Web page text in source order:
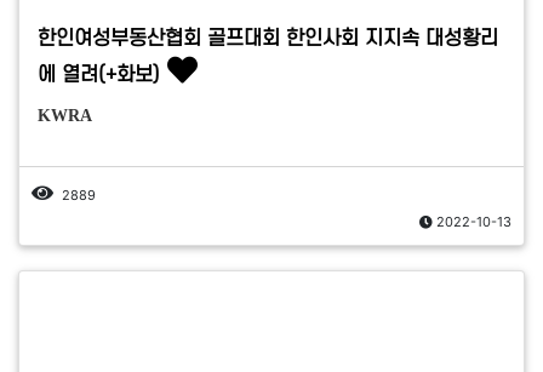
한인여성부동산협회 골프대회 한인사회 지지속 대성황리
에 열려(+화보)
KWRA
2889
2022-10-13